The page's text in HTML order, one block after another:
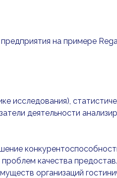
на примере
исследования),
деятельности
качества
организаций